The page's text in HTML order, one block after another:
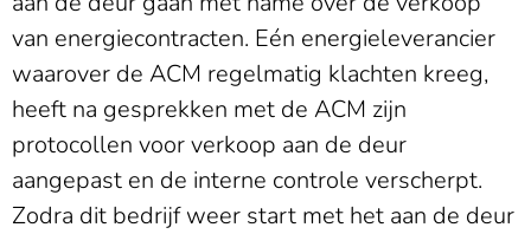
van energiecontracten. Eén energieleverancier
waarover de ACM regelmatig klachten kreeg,
heeft na gesprekken met de ACM zijn
protocollen voor verkoop aan de deur
aangepast en de interne controle verscherpt.
Zodra dit bedrijf weer start met het aan de deur